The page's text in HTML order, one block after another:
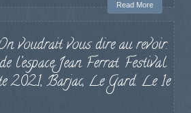
Read More
voudrait vous dire au revoir.
l’espace Jean Ferrat. Festival
2021, Barjac, Le Gard. Le 1e